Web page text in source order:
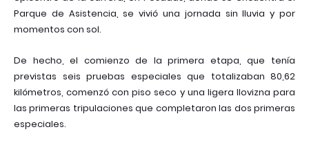
Parque de Asistencia, se vivió una jornada sin lluvia y por
momentos con sol.
De hecho, el comienzo de la primera etapa, que tenía
previstas seis pruebas especiales que totalizaban 80,62
kilómetros, comenzó con piso seco y una ligera llovizna para
las primeras tripulaciones que completaron las dos primeras
especiales.